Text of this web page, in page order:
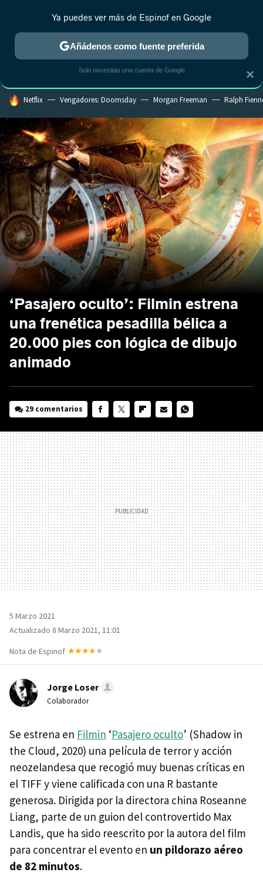
MENÚ NUEVO
ESTRENOS REALITY ANIME RANKINGS CINE
HOY SE HABLA DE
Netflix Vengadores: Doomsday Morgan Freeman Ralph
‘Pasajero oculto’: Filmin estrena
una frenética pesadilla bélica a
20.000 pies con lógica de dibujo
animado
29 comentarios
MAIL
5 Marzo 2021
Actualizado 8 Marzo 2021, 11:01
Nota de Espinof
Jorge Loser
Colaborador
Se estrena en Filmin ‘Pasajero oculto’ (Shadow in
the Cloud, 2020) una película de terror y acción
neozelandesa que recogió muy buenas críticas en
el TIFF y viene calificada con una R bastante
generosa. Dirigida por la directora china Roseanne
Liang, parte de un guion del controvertido Max
Landis, que ha sido reescrito por la autora del film
para concentrar el evento en un pildorazo aéreo
de 82 minutos.
×
Ya puedes ver más de Espinof en Google
Añádenos como fuente preferida
Solo necesitas una cuenta de Google